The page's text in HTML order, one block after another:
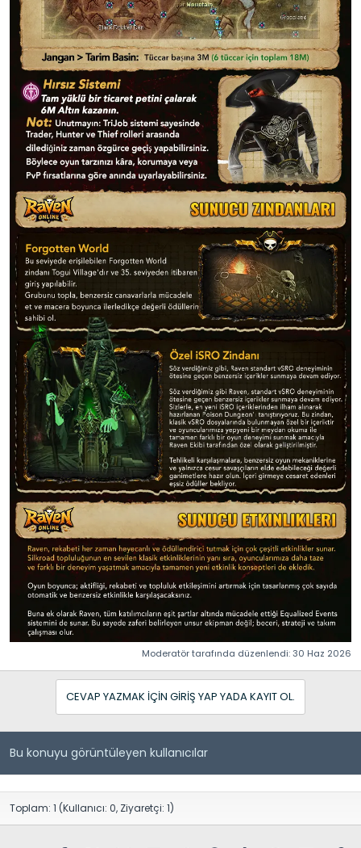
Moderatör tarafında düzenlendi:30 Haz 2026
CEVAP YAZMAK IÇIN GIRIŞ YAP YADA KAYIT OL.
Bu konuyu görüntüleyen kullanıcılar
Toplam: 1 (Kullanıcı: 0, Ziyaretçi: 1)